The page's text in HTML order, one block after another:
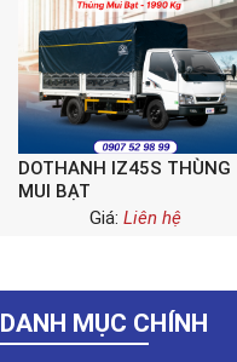
DOTHANH IZ45S THÙNG
MUI BẠT
Giá: Liên hệ
DANH MỤC CHÍNH